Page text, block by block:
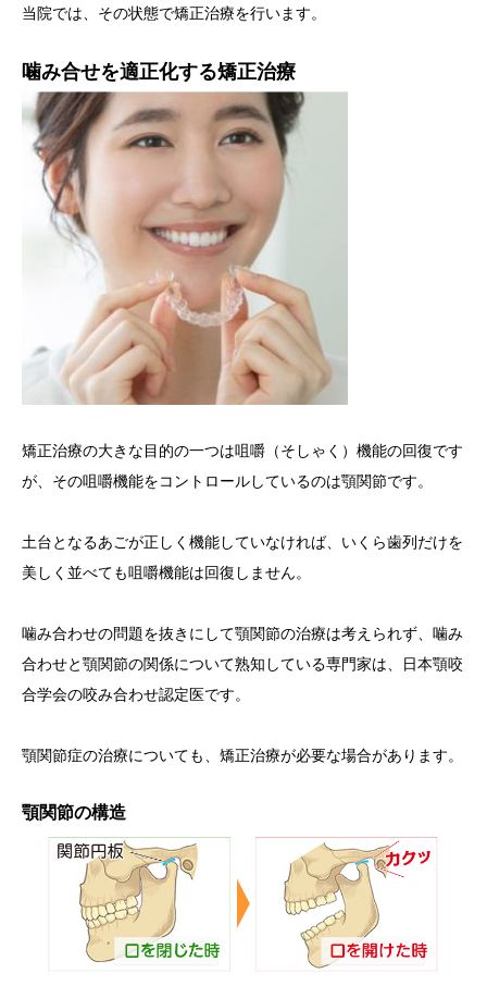
当院では、その状態で矯正治療を行います。
噛み合せを適正化する矯正治療
矯正治療の大きな目的の一つは咀嚼（そしゃく）機能の回復です
が、その咀嚼機能をコントロールしているのは顎関節です。
土台となるあごが正しく機能していなければ、いくら歯列だけを
美しく並べても咀嚼機能は回復しません。
噛み合わせの問題を抜きにして顎関節の治療は考えられず、噛み
合わせと顎関節の関係について熟知している専門家は、日本顎咬
合学会の咬み合わせ認定医です。
顎関節症の治療についても、矯正治療が必要な場合があります。
顎関節の構造